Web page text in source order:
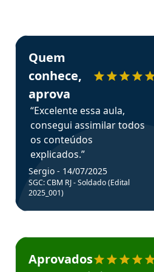
em depoimento
em depoimento
Estudante Sergio recomenda o
Quem
conhece,
aprova
“Excelente essa aula,
consegui assimilar todos
os conteúdos
explicados.”
Sergio - 14/07/2025
SGC: CBM RJ - Soldado (Edital
2025_001)
Estudante Cicero recomenda o
Aprovados